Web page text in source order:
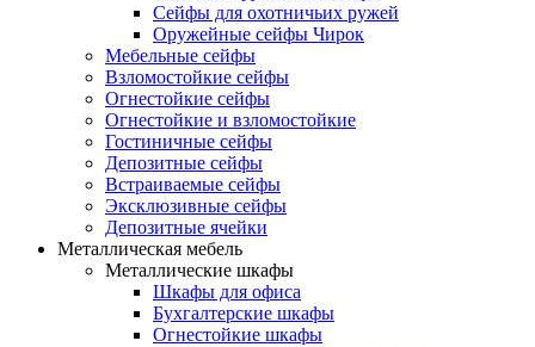
Сейфы для охотничьих ружей
Оружейные сейфы Чирок
Мебельные сейфы
Взломостойкие сейфы
Огнестойкие сейфы
Огнестойкие и взломостойкие
Гостиничные сейфы
Депозитные сейфы
Встраиваемые сейфы
Эксклюзивные сейфы
Депозитные ячейки
Металлическая мебель
Металлические шкафы
Шкафы для офиса
Бухгалтерские шкафы
Огнестойкие шкафы